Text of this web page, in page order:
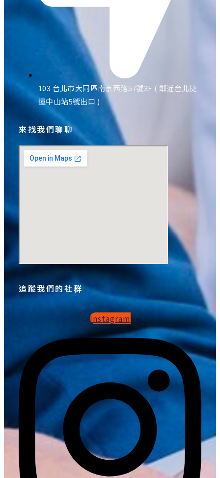
103 台北市大同區南京西路57號3F ( 鄰近台北捷
運中山站5號出口 )
來找我們聊聊
追蹤我們的社群
Instagram